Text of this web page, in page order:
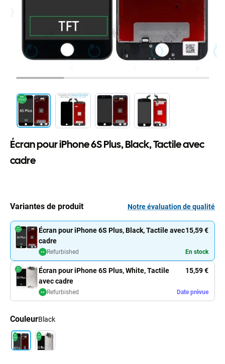
Écran pour iPhone 6S Plus, Black, Tactile avec
cadre
Variantes de produit Notre évaluation de qualité
Écran pour iPhone 6S Plus, White, Tactile
avec cadre
15,59 €
Refurbished Date prévue
Écran pour iPhone 6S Plus, Black, Tactile avec
cadre
15,59 €
Refurbished En stock
CouleurBlack